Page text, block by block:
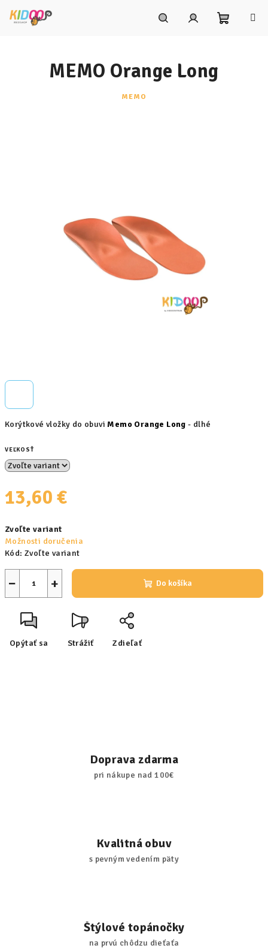
Korýtkové vložky do obuviMemo Orange Long - dlhé
VEĽKOSŤ
13,60 €
cena:
Zvoľte variant
Možnosti doručenia
Kód: Zvoľte variant
+
− Do košíka
Opýtať sa Strážiť Zdieľať
MEMO Orange Long
MEMO
Doprava zdarma
pri nákupe nad 100€
Kvalitná obuv
s pevným vedením päty
Štýlové topánočky
na prvú chôdzu dieťaťa